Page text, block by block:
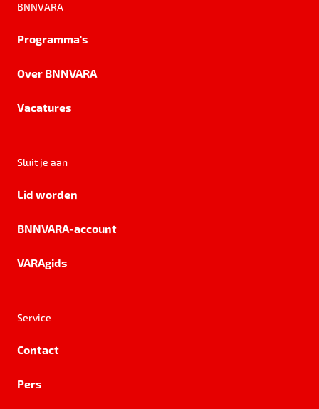
BNNVARA
Programma's
Over BNNVARA
Vacatures
Sluit je aan
Lid worden
BNNVARA-account
VARAgids
Service
Contact
Pers